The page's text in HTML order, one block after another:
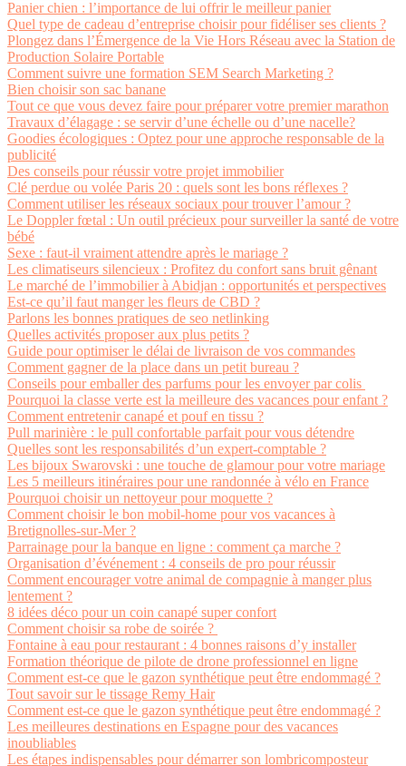
Panier chien : l’importance de lui offrir le meilleur panier
Quel type de cadeau d’entreprise choisir pour fidéliser ses clients ?
Plongez dans l’Émergence de la Vie Hors Réseau avec la Station de
Production Solaire Portable
Comment suivre une formation SEM Search Marketing ?
Bien choisir son sac banane
Tout ce que vous devez faire pour préparer votre premier marathon
Travaux d’élagage : se servir d’une échelle ou d’une nacelle?
Goodies écologiques : Optez pour une approche responsable de la
publicité
Des conseils pour réussir votre projet immobilier
Clé perdue ou volée Paris 20 : quels sont les bons réflexes ?
Comment utiliser les réseaux sociaux pour trouver l’amour ?
Le Doppler fœtal : Un outil précieux pour surveiller la santé de votre
bébé
Sexe : faut-il vraiment attendre après le mariage ?
Les climatiseurs silencieux : Profitez du confort sans bruit gênant
Le marché de l’immobilier à Abidjan : opportunités et perspectives
Est-ce qu’il faut manger les fleurs de CBD ?
Parlons les bonnes pratiques de seo netlinking
Quelles activités proposer aux plus petits ?
Guide pour optimiser le délai de livraison de vos commandes
Comment gagner de la place dans un petit bureau ?
Conseils pour emballer des parfums pour les envoyer par colis
Pourquoi la classe verte est la meilleure des vacances pour enfant ?
Comment entretenir canapé et pouf en tissu ?
Pull marinière : le pull confortable parfait pour vous détendre
Quelles sont les responsabilités d’un expert-comptable ?
Les bijoux Swarovski : une touche de glamour pour votre mariage
Les 5 meilleurs itinéraires pour une randonnée à vélo en France
Pourquoi choisir un nettoyeur pour moquette ?
Comment choisir le bon mobil-home pour vos vacances à
Bretignolles-sur-Mer ?
Parrainage pour la banque en ligne : comment ça marche ?
Organisation d’événement : 4 conseils de pro pour réussir
Comment encourager votre animal de compagnie à manger plus
lentement ?
8 idées déco pour un coin canapé super confort
Comment choisir sa robe de soirée ?
Fontaine à eau pour restaurant : 4 bonnes raisons d’y installer
Formation théorique de pilote de drone professionnel en ligne
Comment est-ce que le gazon synthétique peut être endommagé ?
Tout savoir sur le tissage Remy Hair
Comment est-ce que le gazon synthétique peut être endommagé ?
Les meilleures destinations en Espagne pour des vacances
inoubliables
Les étapes indispensables pour démarrer son lombricomposteur